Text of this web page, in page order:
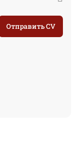
Отправить CV